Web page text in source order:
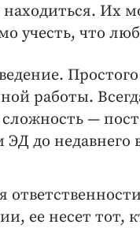
находиться. Их
учесть, что
работы.
сложность —
до недавнего
ее несет тот,